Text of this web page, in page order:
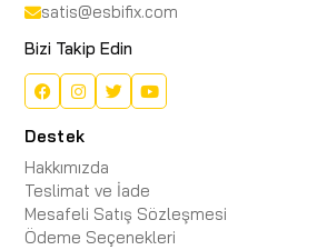
satis@esbifix.com
Bizi Takip Edin
Destek
Hakkımızda
Teslimat ve İade
Mesafeli Satış Sözleşmesi
Ödeme Seçenekleri